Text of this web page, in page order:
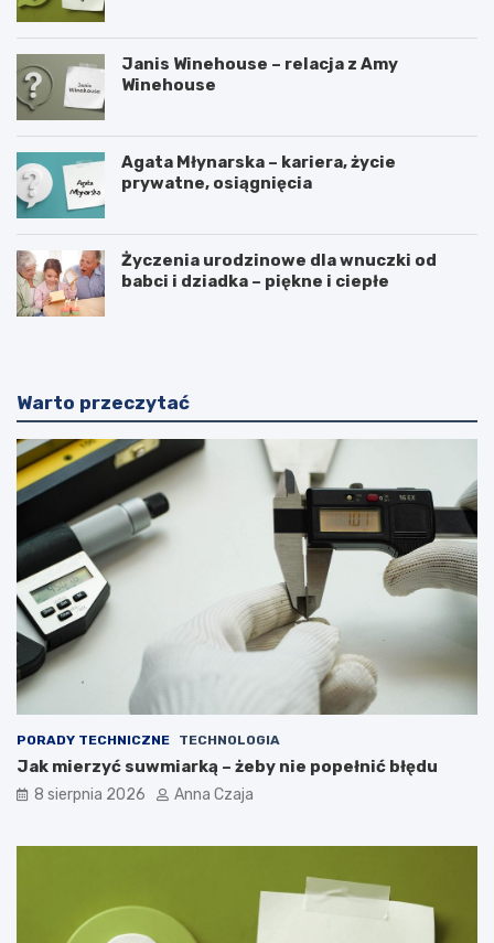
Janis Winehouse – relacja z Amy
Winehouse
Agata Młynarska – kariera, życie
prywatne, osiągnięcia
Życzenia urodzinowe dla wnuczki od
babci i dziadka – piękne i ciepłe
Warto przeczytać
PORADY TECHNICZNE TECHNOLOGIA
Jak mierzyć suwmiarką – żeby nie popełnić błędu
8 sierpnia 2026 Anna Czaja